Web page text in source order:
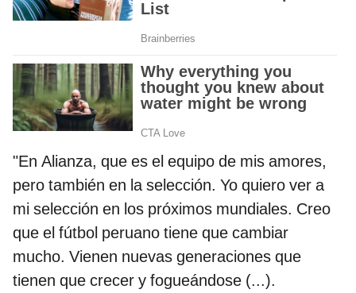
"En Alianza, que es el equipo de mis amores,
pero también en la selección. Yo quiero ver a
mi selección en los próximos mundiales. Creo
que el fútbol peruano tiene que cambiar
mucho. Vienen nuevas generaciones que
tienen que crecer y fogueándose (...).